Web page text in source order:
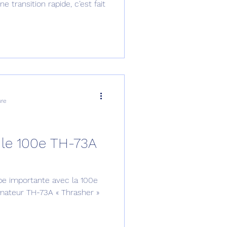
transition rapide, c’est fait
100e TH-73A
importante avec la 100e
TH-73A « Thrasher »